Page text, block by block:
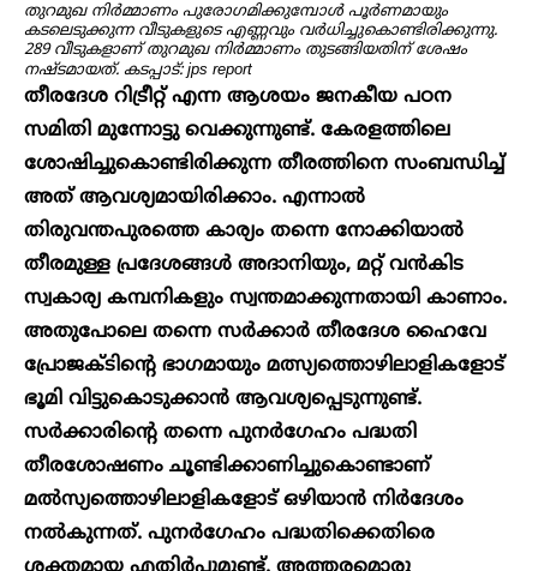
തുറമുഖ നിർമ്മാണം പുരോഗമിക്കുമ്പോൾ പൂർണമായും
കടലെടുക്കുന്ന വീടുകളുടെ എണ്ണവും വർധിച്ചുകൊണ്ടിരിക്കുന്നു.
289 വീടുകളാണ് തുറമുഖ നിർമ്മാണം തുടങ്ങിയതിന് ശേഷം
നഷ്ടമായത്. കടപ്പാട്: jps report
തീരദേശ റിട്രീറ്റ് എന്ന ആശയം ജനകീയ പഠന
സമിതി മുന്നോട്ടു വെക്കുന്നുണ്ട്. കേരളത്തിലെ
ശോഷിച്ചുകൊണ്ടിരിക്കുന്ന തീരത്തിനെ സംബന്ധിച്ച്
അത് ആവശ്യമായിരിക്കാം. എന്നാൽ
തിരുവന്തപുരത്തെ കാര്യം തന്നെ നോക്കിയാൽ
തീരമുള്ള പ്രദേശങ്ങൾ അദാനിയും, മറ്റ് വൻകിട
സ്വകാര്യ കമ്പനികളും സ്വന്തമാക്കുന്നതായി കാണാം.
അതുപോലെ തന്നെ സർക്കാർ തീരദേശ ഹൈവേ
പ്രോജക്ടിന്റെ ഭാഗമായും മത്സ്യത്തൊഴിലാളികളോട്
ഭൂമി വിട്ടുകൊടുക്കാൻ ആവശ്യപ്പെടുന്നുണ്ട്.
സർക്കാരിന്റെ തന്നെ പുനർഗേഹം പദ്ധതി
തീരശോഷണം ചൂണ്ടിക്കാണിച്ചുകൊണ്ടാണ്
മൽസ്യത്തൊഴിലാളികളോട് ഒഴിയാൻ നിർദേശം
നൽകുന്നത്. പുനർഗേഹം പദ്ധതിക്കെതിരെ